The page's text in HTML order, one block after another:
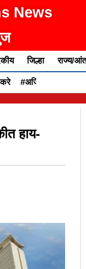
News
जिल्हा राज्य/
#अजित पवार
हाय-